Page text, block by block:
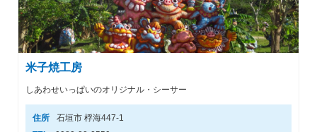
米子焼工房
しあわせいっぱいのオリジナル・シーサー
住所
石垣市 桴海447-1